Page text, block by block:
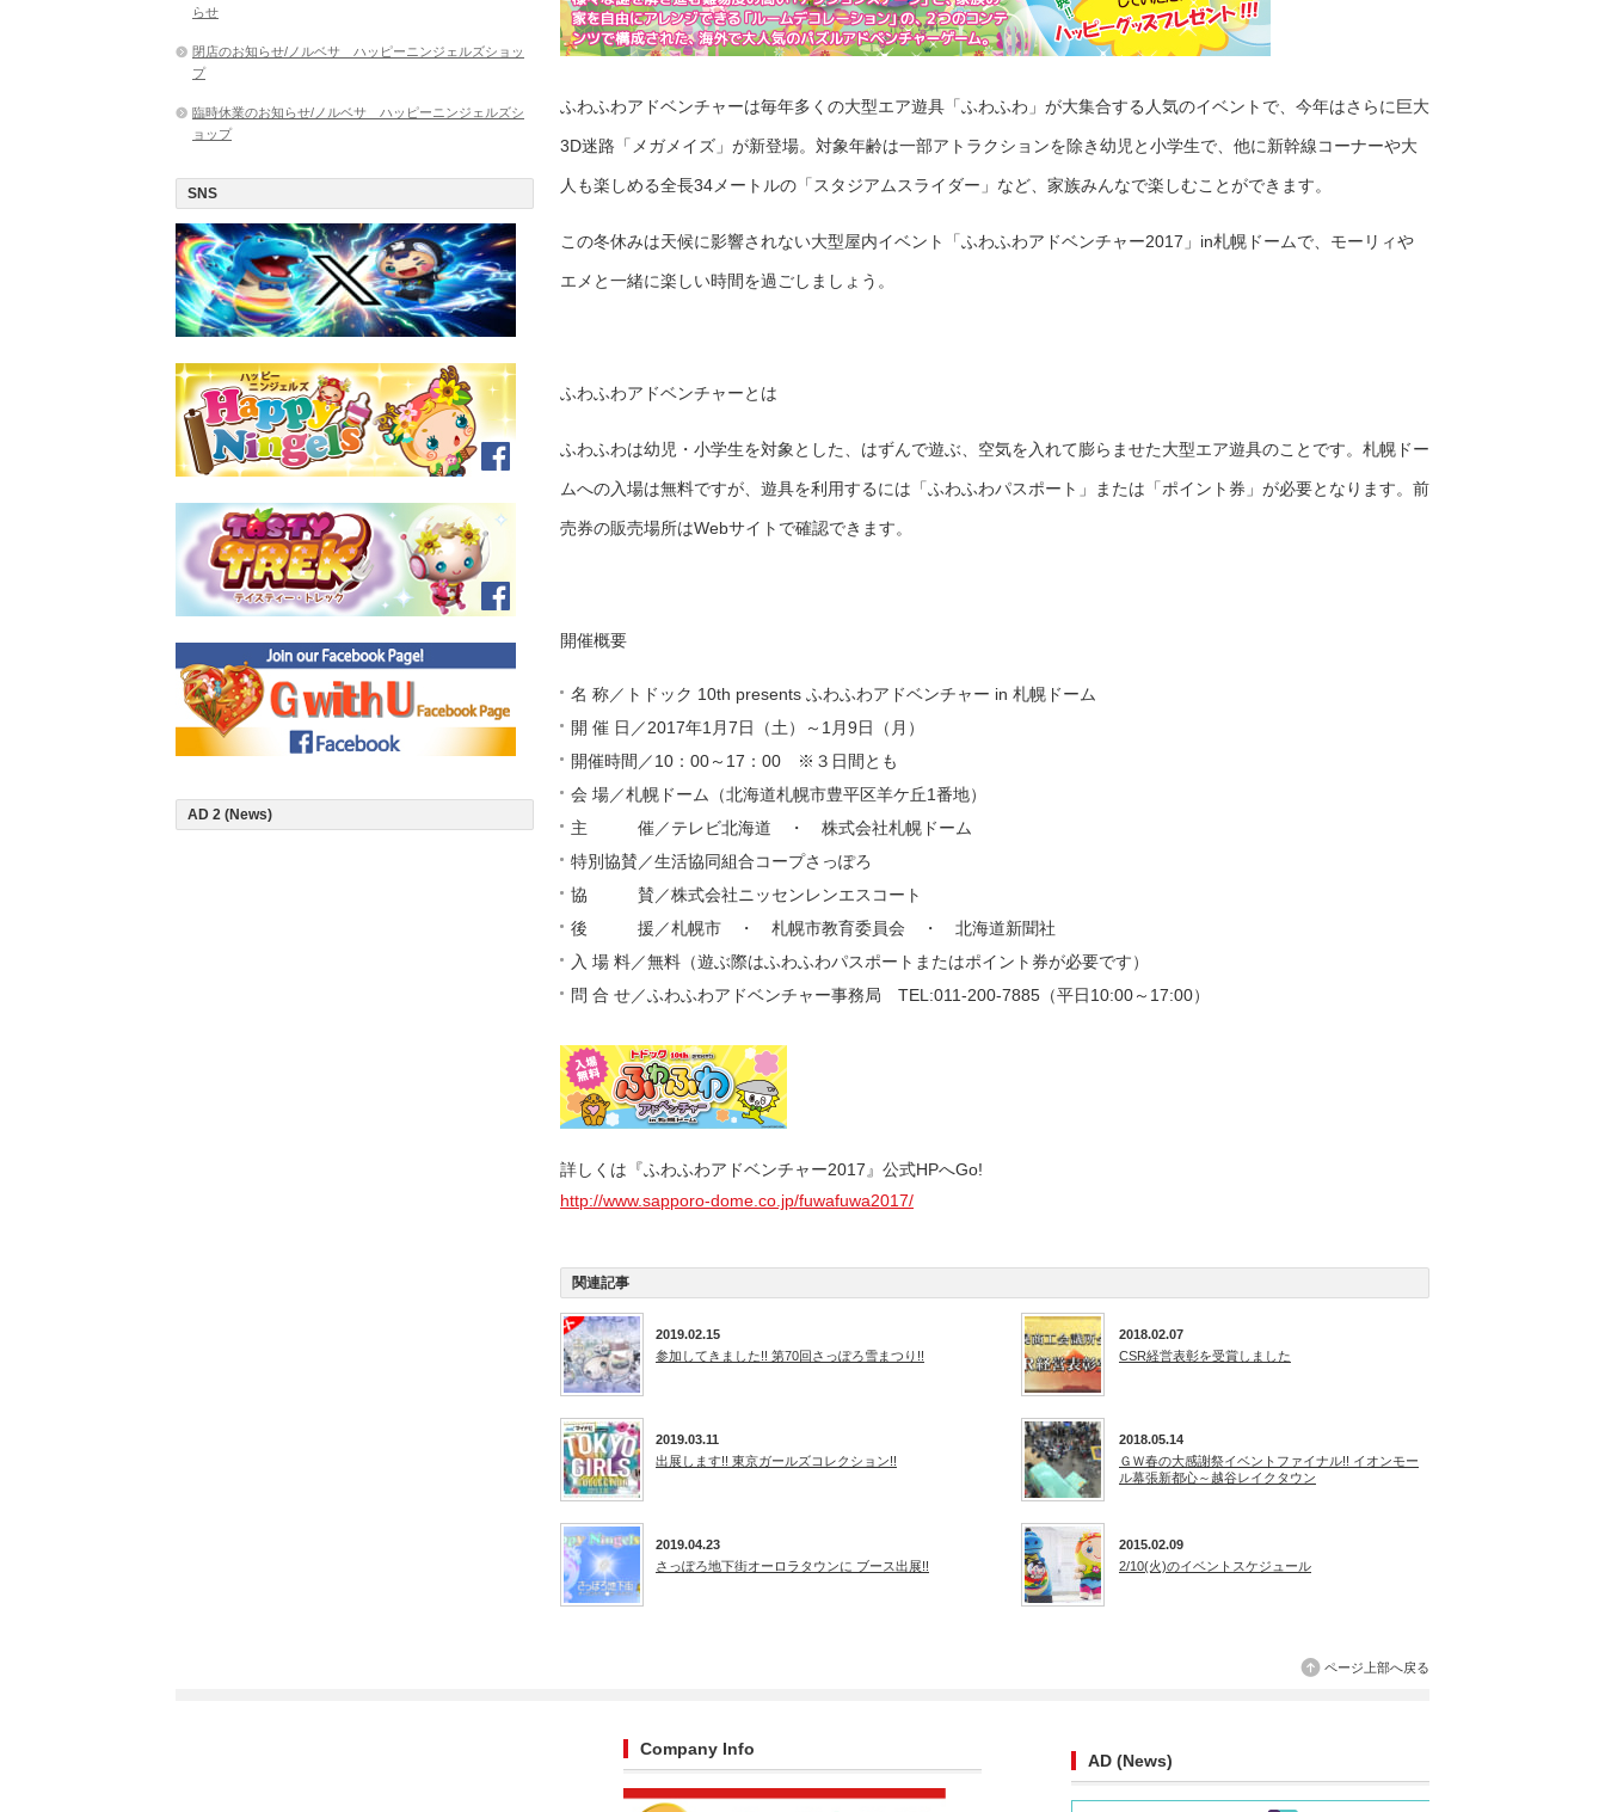
ふわふわアドベンチャーは毎年多くの大型エア遊具「ふわふわ」が大集合する人気のイベントで、今年はさらに巨大
3D迷路「メガメイズ」が新登場。対象年齢は一部アトラクションを除き幼児と小学生で、他に新幹線コーナーや大
人も楽しめる全長34メートルの「スタジアムスライダー」など、家族みんなで楽しむことができます。
この冬休みは天候に影響されない大型屋内イベント「ふわふわアドベンチャー2017」in札幌ドームで、モーリィや
エメと一緒に楽しい時間を過ごしましょう。
ふわふわアドベンチャーとは
ふわふわは幼児・小学生を対象とした、はずんで遊ぶ、空気を入れて膨らませた大型エア遊具のことです。札幌ドー
ムへの入場は無料ですが、遊具を利用するには「ふわふわパスポート」または「ポイント券」が必要となります。前
売券の販売場所はWebサイトで確認できます。
開催概要
名 称／トドック 10th presents ふわふわアドベンチャー in 札幌ドーム
開 催 日／2017年1月7日（土）～1月9日（月）
開催時間／10：00～17：00 ※３日間とも
会 場／札幌ドーム（北海道札幌市豊平区羊ケ丘1番地）
主 催／テレビ北海道 ・ 株式会社札幌ドーム
特別協賛／生活協同組合コープさっぽろ
協 賛／株式会社ニッセンレンエスコート
後 援／札幌市 ・ 札幌市教育委員会 ・ 北海道新聞社
入 場 料／無料（遊ぶ際はふわふわパスポートまたはポイント券が必要です）
問 合 せ／ふわふわアドベンチャー事務局 TEL:011-200-7885（平日10:00～17:00）
詳しくは『ふわふわアドベンチャー2017』公式HPへGo!
http://www.sapporo-dome.co.jp/fuwafuwa2017/
関連記事
2019.02.15
参加してきました!! 第70回さっぽろ雪まつり!!
2018.02.07
CSR経営表彰を受賞しました
2019.03.11
出展します!! 東京ガールズコレクション!!
2018.05.14
ＧＷ春の大感謝祭イベントファイナル!! イオンモー
ル幕張新都心～越谷レイクタウン
2019.04.23
さっぽろ地下街オーロラタウンに ブース出展!!
2015.02.09
2/10(火)のイベントスケジュール
らせ
閉店のお知らせ/ノルベサ ハッピーニンジェルズショッ
プ
臨時休業のお知らせ/ノルベサ ハッピーニンジェルズシ
ョップ
SNS
AD 2 (News)
ページ上部へ戻る
Company Info
AD (News)